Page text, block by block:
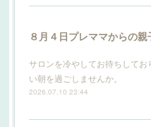
サロンを冷やしてお待ちしてお
い朝を過ごしませんか。
2026.07.10 23:44